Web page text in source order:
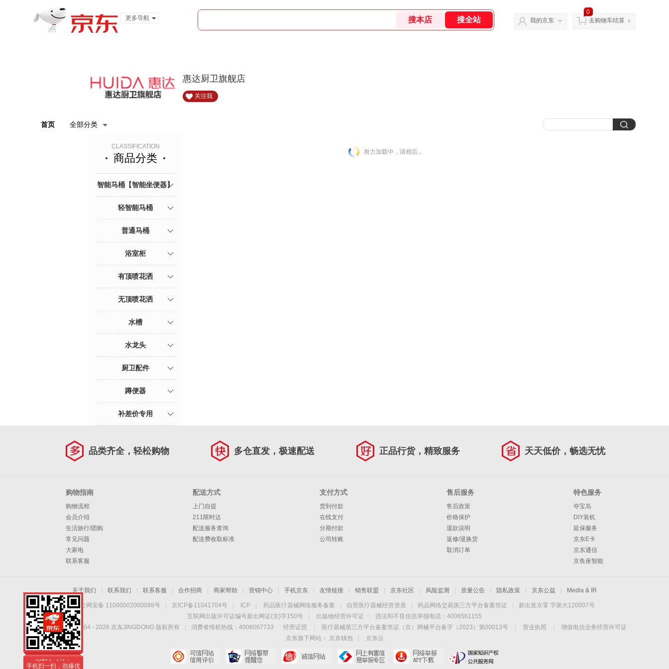
更多导航
我的京东
0
去购物车结算
惠达厨卫旗舰店
关注我
首页 全部分类
CLASSIFICATION
商品分类
智能马桶【智能坐便器】
轻智能马桶
普通马桶
浴室柜
有顶喷花洒
无顶喷花洒
水槽
水龙头
厨卫配件
蹲便器
补差价专用
努力加载中，请稍后...
品类齐全，轻松购物 多仓直发，极速配送 正品行货，精致服务 天天低价，畅选无忧
购物指南
购物流程
会员介绍
生活旅行/团购
常见问题
大家电
联系客服
配送方式
上门自提
211限时达
配送服务查询
配送费收取标准
支付方式
货到付款
在线支付
分期付款
公司转账
售后服务
售后政策
价格保护
退款说明
返修/退换货
取消订单
特色服务
夺宝岛
DIY装机
延保服务
京东E卡
京东通信
京鱼座智能
关于我们 联系我们 联系客服 合作招商 商家帮助 营销中心 手机京东 友情链接 销售联盟 京东社区 风险监测 质量公告 隐私政策 京东公益 Media & IR
京公网安备 11000002000088号 京ICP备11041704号 ICP 药品医疗器械网络服务备案 自营医疗器械经营资质 药品网络交易第三方平台备案凭证
新出发京零 字第大120007号
互联网出版许可证编号新出网证(京)字150号
出版物经营许可证
违法和不良信息举报电话：4006561155
Copyright © 2004 - 2026 京东JINGDONG 版权所有 消费者维权热线：4006067733 经营证照 医疗器械第三方平台备案凭证（京）网械平台备字（2023）第00013号 营业执照
增值电信业务经营许可证
京东旗下网站：
京东钱包
京东云
手机扫一扫，劲爆优
惠触手可得！
手机扫一扫，劲爆优